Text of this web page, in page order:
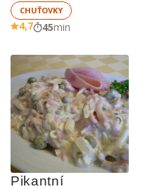
CHUŤOVKY
4,7 45min
Pikantní